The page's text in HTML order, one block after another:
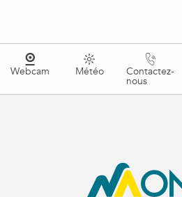
Webcam Météo Contactez-
nous